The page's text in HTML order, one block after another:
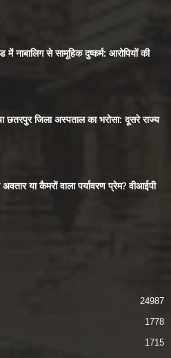
नाबालिग से सामूहिक दुष्कर्म: आरोपियों की
छतरपुर जिला अस्पताल का भरोसा: दूसरे राज्य
या कैमरों वाला पर्यावरण प्रेम? वीआईपी
24987
1778
1715